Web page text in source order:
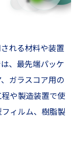
れる材料や装置
、最先端パッケ
ガラスコア用の
や製造装置で使
ィルム、樹脂製